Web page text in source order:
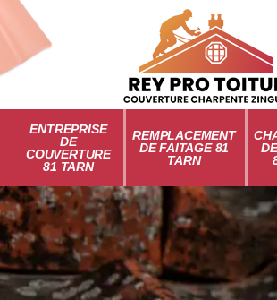
ENTREPRISE
DE
COUVERTURE
81 TARN
REMPLACEMENT
DE FAITAGE 81
TARN